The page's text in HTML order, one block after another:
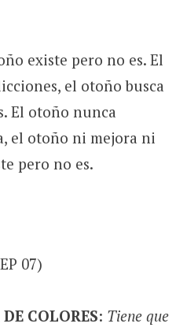
existe pero no es. El
el otoño busca
El otoño nunca
el otoño ni mejora ni
pero no es.
07)
COLORES: Tiene que